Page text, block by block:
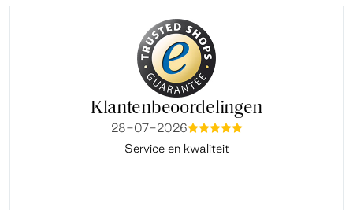
Klantenbeoordelingen
28-07-2026mmmmm
Service en kwaliteit